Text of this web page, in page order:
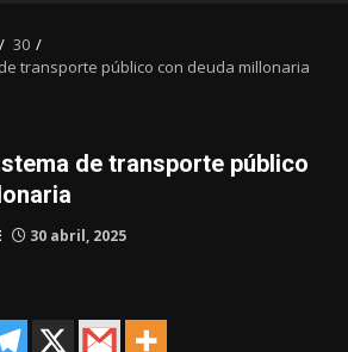
30
transporte público con deuda millonaria
de transporte público
30 abril, 2025